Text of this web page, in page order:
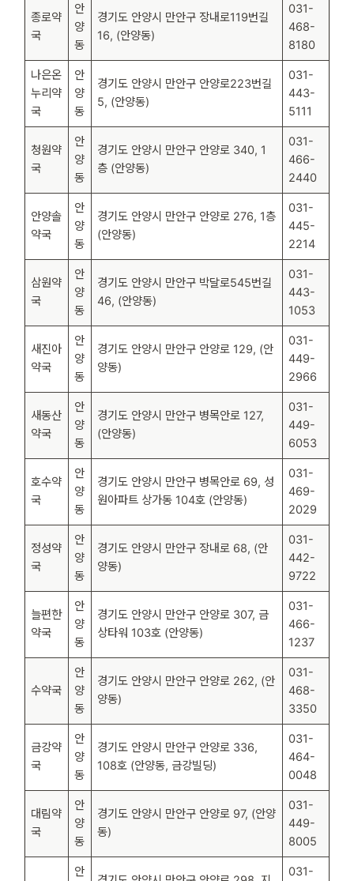
종로약
국
안
양
동
경기도 안양시 만안구 장내로119번길
16, (안양동)
031-
468-
8180
나은온
누리약
국
안
양
동
경기도 안양시 만안구 안양로223번길
5, (안양동)
031-
443-
5111
청원약
국
안
양
동
경기도 안양시 만안구 안양로 340, 1
층 (안양동)
031-
466-
2440
안양솔
약국
안
양
동
경기도 안양시 만안구 안양로 276, 1층
(안양동)
031-
445-
2214
삼원약
국
안
양
동
경기도 안양시 만안구 박달로545번길
46, (안양동)
031-
443-
1053
새진아
약국
안
양
동
경기도 안양시 만안구 안양로 129, (안
양동)
031-
449-
2966
새동산
약국
안
양
동
경기도 안양시 만안구 병목안로 127,
(안양동)
031-
449-
6053
호수약
국
안
양
동
경기도 안양시 만안구 병목안로 69, 성
원아파트 상가동 104호 (안양동)
031-
469-
2029
정성약
국
안
양
동
경기도 안양시 만안구 장내로 68, (안
양동)
031-
442-
9722
늘편한
약국
안
양
동
경기도 안양시 만안구 안양로 307, 금
상타워 103호 (안양동)
031-
466-
1237
수약국
안
양
동
경기도 안양시 만안구 안양로 262, (안
양동)
031-
468-
3350
금강약
국
안
양
동
경기도 안양시 만안구 안양로 336,
108호 (안양동, 금강빌딩)
031-
464-
0048
대림약
국
안
양
동
경기도 안양시 만안구 안양로 97, (안양
동)
031-
449-
8005
안 031-